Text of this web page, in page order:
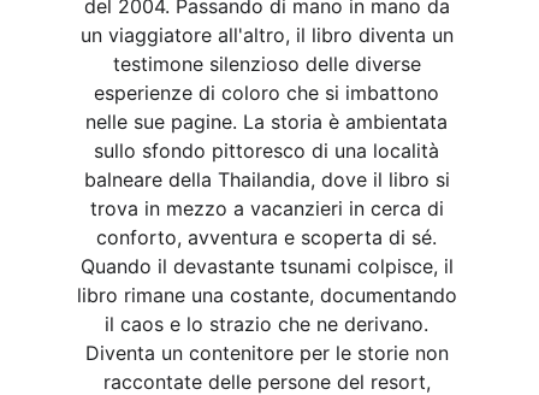
del 2004. Passando di mano in mano da
un viaggiatore all'altro, il libro diventa un
testimone silenzioso delle diverse
esperienze di coloro che si imbattono
nelle sue pagine. La storia è ambientata
sullo sfondo pittoresco di una località
balneare della Thailandia, dove il libro si
trova in mezzo a vacanzieri in cerca di
conforto, avventura e scoperta di sé.
Quando il devastante tsunami colpisce, il
libro rimane una costante, documentando
il caos e lo strazio che ne derivano.
Diventa un contenitore per le storie non
raccontate delle persone del resort,